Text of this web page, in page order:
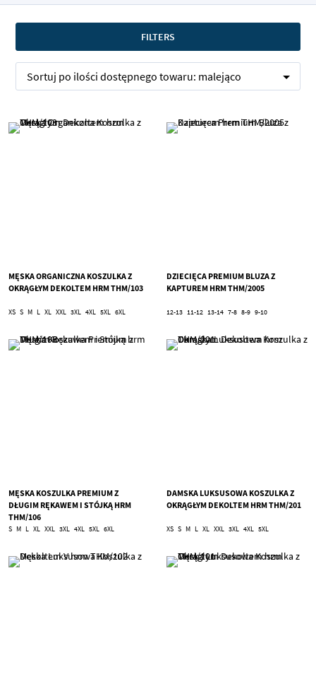
FILTERS
Sortuj po ilości dostępnego towaru: malejąco
MĘSKA ORGANICZNA KOSZULKA Z
OKRĄGŁYM DEKOLTEM HRM THM/103
XS S M L XL XXL 3XL 4XL 5XL 6XL
DZIECIĘCA PREMIUM BLUZA Z
KAPTUREM HRM THM/2005
12-13 11-12 13-14 7-8 8-9 9-10
MĘSKA KOSZULKA PREMIUM Z
DŁUGIM RĘKAWEM I STÓJKĄ HRM
THM/106
S M L XL XXL 3XL 4XL 5XL 6XL
DAMSKA LUKSUSOWA KOSZULKA Z
OKRĄGŁYM DEKOLTEM HRM THM/201
XS S M L XL XXL 3XL 4XL 5XL